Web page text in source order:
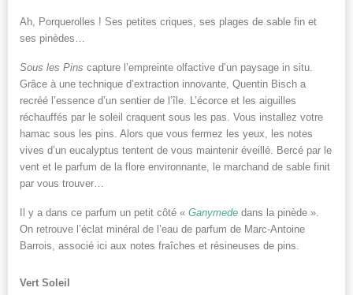
Ah, Porquerolles ! Ses petites criques, ses plages de sable fin et
ses pinèdes…
Sous les Pins capture l’empreinte olfactive d’un paysage in situ.
Grâce à une technique d’extraction innovante, Quentin Bisch a
recréé l’essence d’un sentier de l’île. L’écorce et les aiguilles
réchauffés par le soleil craquent sous les pas. Vous installez votre
hamac sous les pins. Alors que vous fermez les yeux, les notes
vives d’un eucalyptus tentent de vous maintenir éveillé. Bercé par le
vent et le parfum de la flore environnante, le marchand de sable finit
par vous trouver…
Il y a dans ce parfum un petit côté « Ganymede dans la pinède ».
On retrouve l’éclat minéral de l’eau de parfum de Marc-Antoine
Barrois, associé ici aux notes fraîches et résineuses de pins.
Vert Soleil